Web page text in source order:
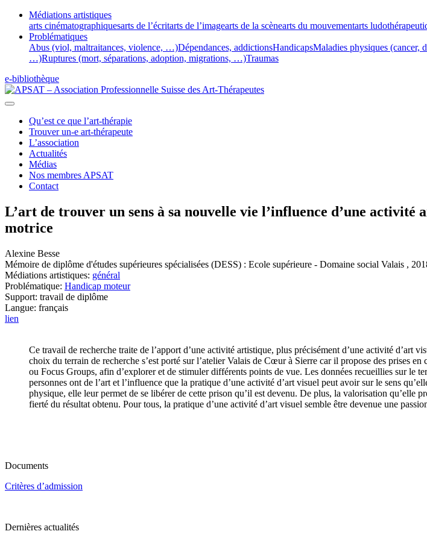
Médiations artistiques
arts cinématographiquesarts de l’écritarts de l’imagearts de la scènearts du mouvementarts
Problématiques
Abus (viol, maltraitances, violence, …)Dépendances, addictionsHandicapsMaladies physiques (cancer,
…)Ruptures (mort, séparations, adoption, migrations, …)Traumas
e-bibliothèque
Qu’est ce que l’art-thérapie
Trouver un-e art-thérapeute
L’association
Actualités
Médias
Nos membres APSAT
Contact
L’art de trouver un sens à sa nouvelle vie l’influence d’une
motrice
Alexine Besse
Mémoire de diplôme d'études supérieures spécialisées (DESS) : Ecole supérieure - Domaine social Valais ,
Médiations artistiques: général
Problématique: Handicap moteur
Support: travail de diplôme
Langue: français
lien
Ce travail de recherche traite de l’apport d’une activité artistique, plus précisément d’une activité d’art
choix du terrain de recherche s’est porté sur l’atelier Valais de Cœur à Sierre car il propose des prises
ou Focus Groups, afin d’explorer et de stimuler différents points de vue. Les données recueillies sur le
personnes ont de l’art et l’influence que la pratique d’une activité d’art visuel peut avoir sur le sens
physique, elle leur permet de se libérer de cette prison qu’il est devenu. De plus, la valorisation qu’elle
fierté du résultat obtenu. Pour tous, la pratique d’une activité d’art visuel semble être devenue une
Documents
Critères d’admission
Dernières actualités